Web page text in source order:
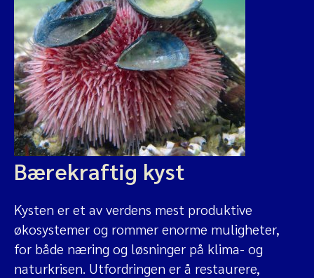
Bærekraftig kyst
Kysten er et av verdens mest produktive
økosystemer og rommer enorme muligheter,
for både næring og løsninger på klima- og
naturkrisen. Utfordringen er å restaurere,